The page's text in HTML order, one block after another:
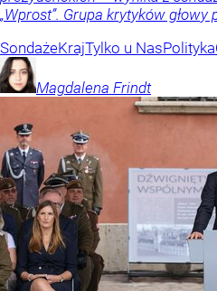
„Wprost”. Grupa krytyków
SondażeKrajTylko u NasPolityka
Magdalena Frindt